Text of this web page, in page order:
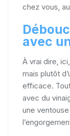
chez vous,
avec
À vrai dire,
mais plutôt
efficace.
avec du
une